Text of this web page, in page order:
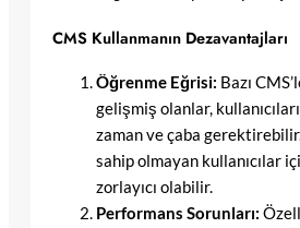
CMS Kullanmanın Dezavantajları
Öğrenme Eğrisi: Bazı
gelişmiş olanlar,
zaman ve çaba
sahip olmayan kullanıcılar
zorlayıcı olabilir.
Performans Sorunları: